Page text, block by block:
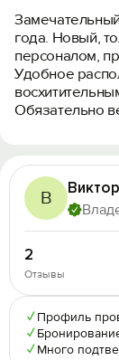
года. Новый,
персоналом,
Удобное
Обязательно
В
2
Отзывы
✓ Профиль
✓
✓ Много